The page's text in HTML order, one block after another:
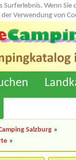
Surferlebnis. Wenn
der Verwendung von
Salzburg »
»